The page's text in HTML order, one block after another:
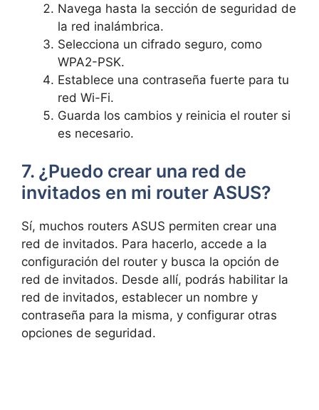
Navega hasta la sección ‍de seguridad‌ de
la red inalámbrica.
Selecciona un cifrado seguro, como
WPA2-PSK.
Establece una ‍contraseña fuerte para‍ tu
red Wi-Fi.
Guarda los cambios y reinicia ‍el router si
es ‌necesario.
7. ¿Puedo crear una red de
invitados ​en mi⁤ router ASUS?
Sí, ‍muchos routers ASUS permiten crear⁤ una
red de invitados. Para hacerlo, accede a‍ la
configuración del router y busca la opción⁣ de
⁢red de invitados. Desde allí,⁣ podrás habilitar la
red ⁣de‌ invitados, establecer un nombre y
contraseña para la⁢ misma, y configurar otras
opciones de‍ seguridad.